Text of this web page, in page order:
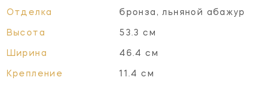
Отделка бронза, льняной абажур
Высота 53.3 см
Ширина 46.4 см
Крепление 11.4 см